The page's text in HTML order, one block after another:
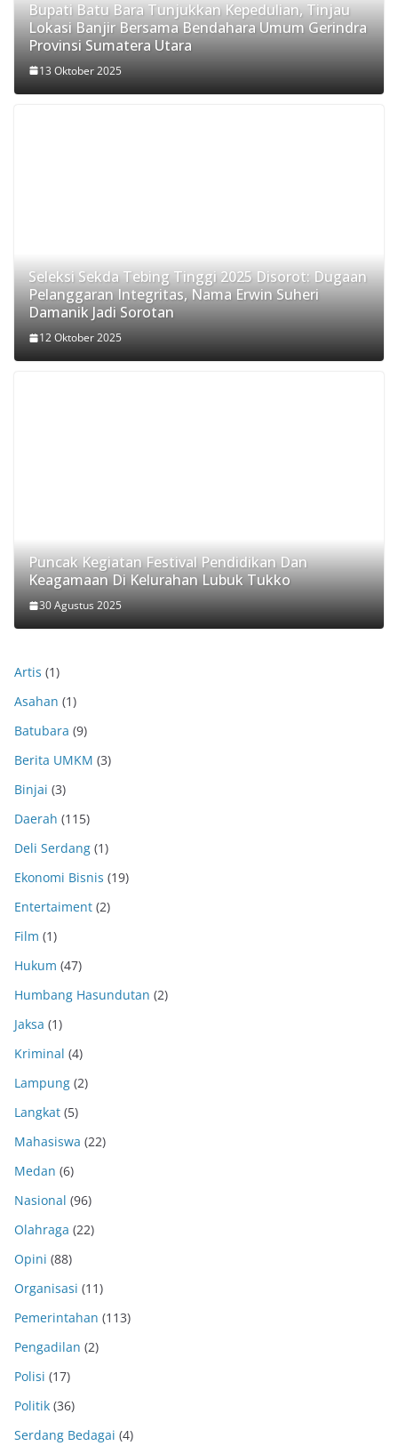
Bupati Batu Bara Tunjukkan Kepedulian, Tinjau
Lokasi Banjir Bersama Bendahara Umum Gerindra
Provinsi Sumatera Utara
13 Oktober 2025
Seleksi Sekda Tebing Tinggi 2025 Disorot: Dugaan
Pelanggaran Integritas, Nama Erwin Suheri
Damanik Jadi Sorotan
12 Oktober 2025
Puncak Kegiatan Festival Pendidikan Dan
Keagamaan Di Kelurahan Lubuk Tukko
30 Agustus 2025
Artis (1)
Asahan (1)
Batubara (9)
Berita UMKM (3)
Binjai (3)
Daerah (115)
Deli Serdang (1)
Ekonomi Bisnis (19)
Entertaiment (2)
Film (1)
Hukum (47)
Humbang Hasundutan (2)
Jaksa (1)
Kriminal (4)
Lampung (2)
Langkat (5)
Mahasiswa (22)
Medan (6)
Nasional (96)
Olahraga (22)
Opini (88)
Organisasi (11)
Pemerintahan (113)
Pengadilan (2)
Polisi (17)
Politik (36)
Serdang Bedagai (4)